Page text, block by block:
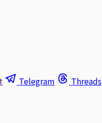
Telegram Threads